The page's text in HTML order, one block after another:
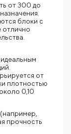
от 300 до
блоки с
от
плотностью
0,10
прочность